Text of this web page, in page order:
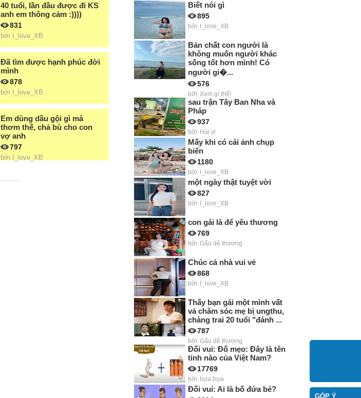
40 tuổi, lần đầu được đi KS
anh em thông cảm :))))
831
bởi I_love_XB
Đã tìm được hạnh phúc đời
mình
878
bởi I_love_XB
Em dùng dầu gội gì mà
thơm thế, chả bù cho con
vợ anh
797
bởi I_love_XB
Biết nói gì
895
bởi I_love_XB
Bản chất con người là
không muốn người khác
sống tốt hơn mình! Có
người gi�...
576
bởi Xem gì thế!
sau trận Tây Ban Nha và
Pháp
937
bởi Hài vl
Mấy khi có cái ảnh chụp
biển
1180
bởi I_love_XB
một ngày thật tuyệt vời
827
bởi I_love_XB
con gái là để yêu thương
769
bởi Gấu dễ thương
Chúc cả nhà vui vẻ
868
bởi I_love_XB
Thấy bạn gái một mình vất
vả chăm sóc mẹ bị ungthu,
chàng trai 20 tuổi "đánh ...
787
bởi Gấu dễ thương
Đối vui: Đố mẹo: Đây là tên
tỉnh nào của Việt Nam?
17769
bởi bựa bựa
Đối vui: Ai là bố đứa bé?
GÓP Ý